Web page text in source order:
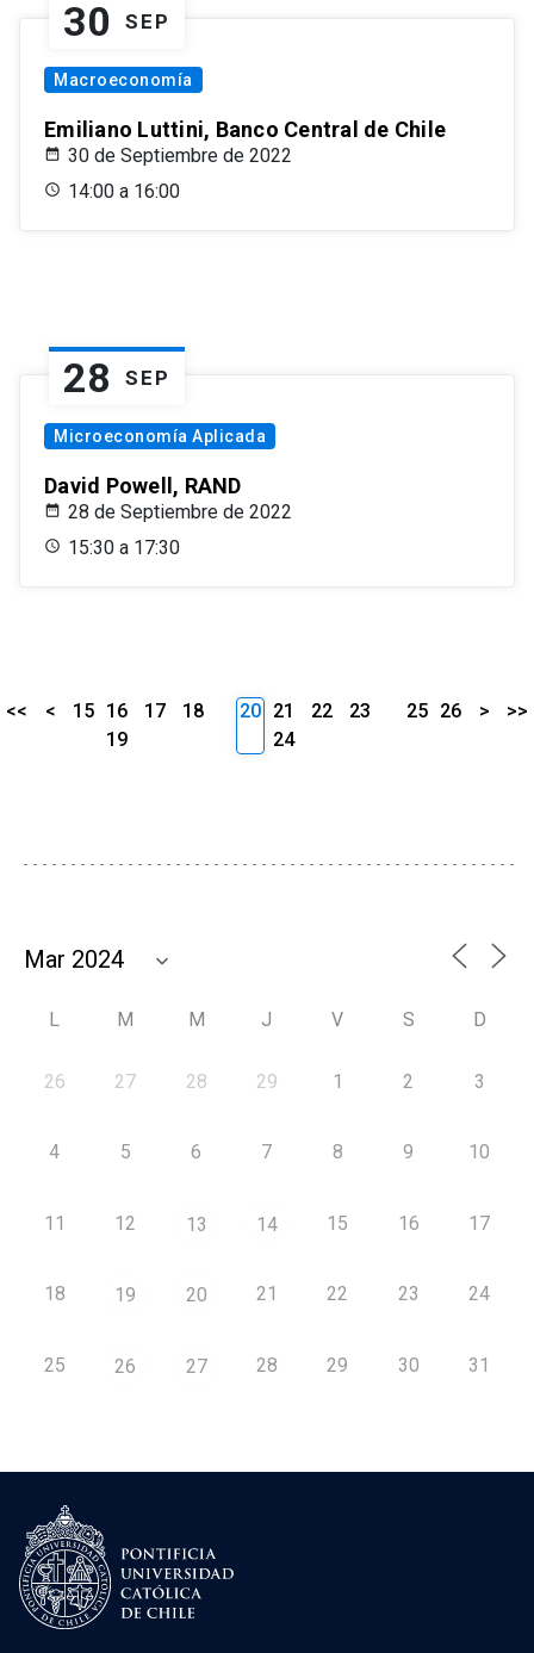
30 SEP
Macroeconomía
Emiliano Luttini, Banco Central de Chile
30 de Septiembre de 2022
14:00 a 16:00
28 SEP
Microeconomía Aplicada
David Powell, RAND
28 de Septiembre de 2022
15:30 a 17:30
<< < 15 16 17
18
19
20 21 22
23
24
25 26 > >>
L M M J V S D
26 27 28 29 1 2 3
4 5 6 7 8 9 10
11 12 13 14 15 16 17
18 19 20 21 22 23 24
25 26 27 28 29 30 31